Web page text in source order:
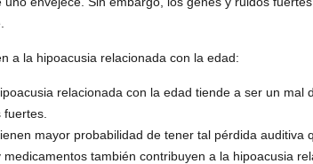
a la hipoacusia relacionada con la edad:
relacionada con la edad tiende a ser un mal
mayor probabilidad de tener tal pérdida auditiva
también contribuyen a la hipoacusia